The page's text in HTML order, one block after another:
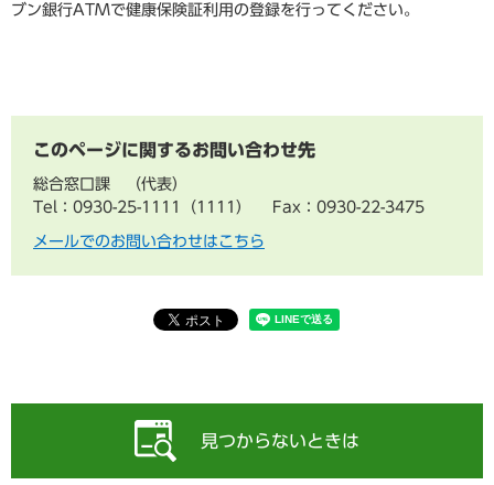
ブン銀行ATMで健康保険証利用の登録を行ってください。
このページに関するお問い合わせ先
総合窓口課
代表
Tel：0930-25-1111（1111）
Fax：0930-22-3475
メールでのお問い合わせはこちら
見つからないときは